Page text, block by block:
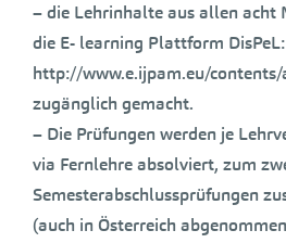
– die Lehrinhalte aus allen acht
die E- learning Plattform DisPeL:
http://www.e.ijpam.eu/
zugänglich gemacht.
– Die Prüfungen werden je
via Fernlehre absolviert, zum
Semesterabschlussprüfungen
(auch in Österreich